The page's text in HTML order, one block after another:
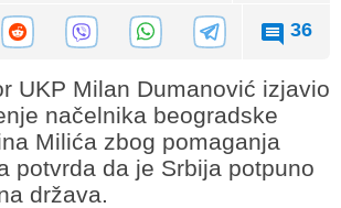
36
UKP Milan Dumanović izjavio
načelnika beogradske
Milića zbog pomaganja
potvrda da je Srbija potpuno
država.